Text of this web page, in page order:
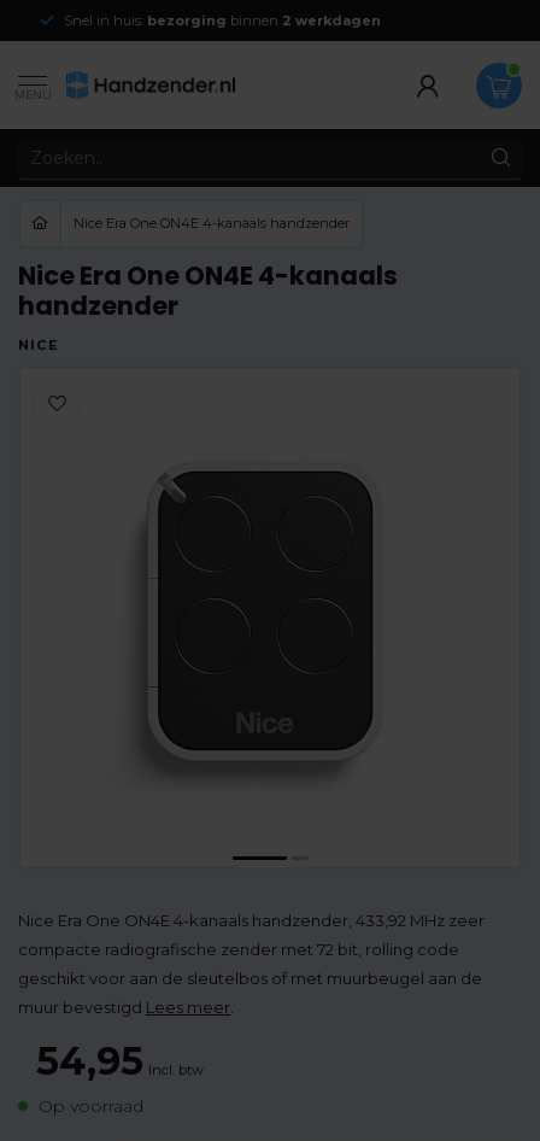
Snel in huis: bezorging binnen 2 werkdagen
MENU
Nice Era One ON4E 4-kanaals handzender
Nice Era One ON4E 4-kanaals
handzender
NICE
Nice Era One ON4E 4-kanaals handzender, 433,92 MHz zeer
compacte radiografische zender met 72 bit, rolling code
geschikt voor aan de sleutelbos of met muurbeugel aan de
muur bevestigd Lees meer
54,95 Incl. btw
Op voorraad